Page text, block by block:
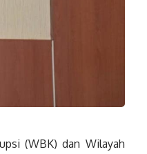
(WBK) dan Wilayah